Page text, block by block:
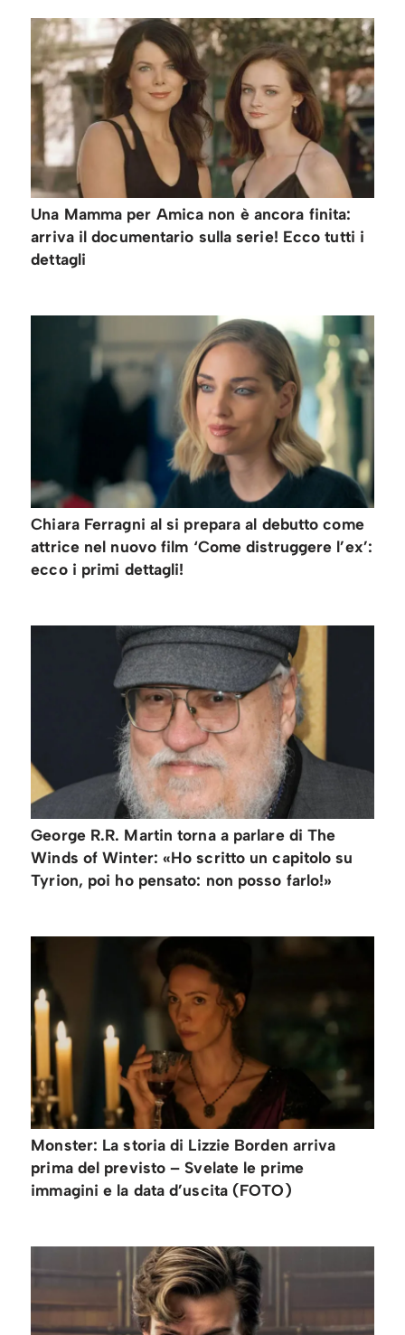
Una Mamma per Amica non è ancora finita:
arriva il documentario sulla serie! Ecco tutti i
dettagli
Chiara Ferragni al si prepara al debutto come
attrice nel nuovo film ‘Come distruggere l’ex’:
ecco i primi dettagli!
George R.R. Martin torna a parlare di The
Winds of Winter: «Ho scritto un capitolo su
Tyrion, poi ho pensato: non posso farlo!»
Monster: La storia di Lizzie Borden arriva
prima del previsto – Svelate le prime
immagini e la data d’uscita (FOTO)